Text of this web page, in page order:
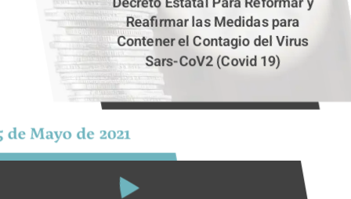
Reafirmar las Medidas para
Contener el Contagio del Virus
Sars-CoV2 (Covid 19)
de Mayo de 2021